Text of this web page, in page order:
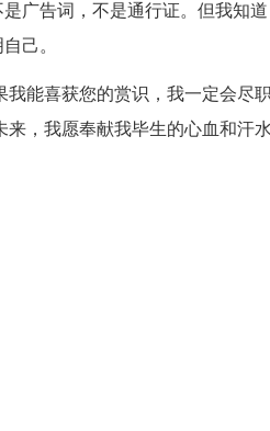
告词，不是通行证。但我知道
己。
喜获您的赏识，我一定会尽
来，我愿奉献我毕生的心血和汗